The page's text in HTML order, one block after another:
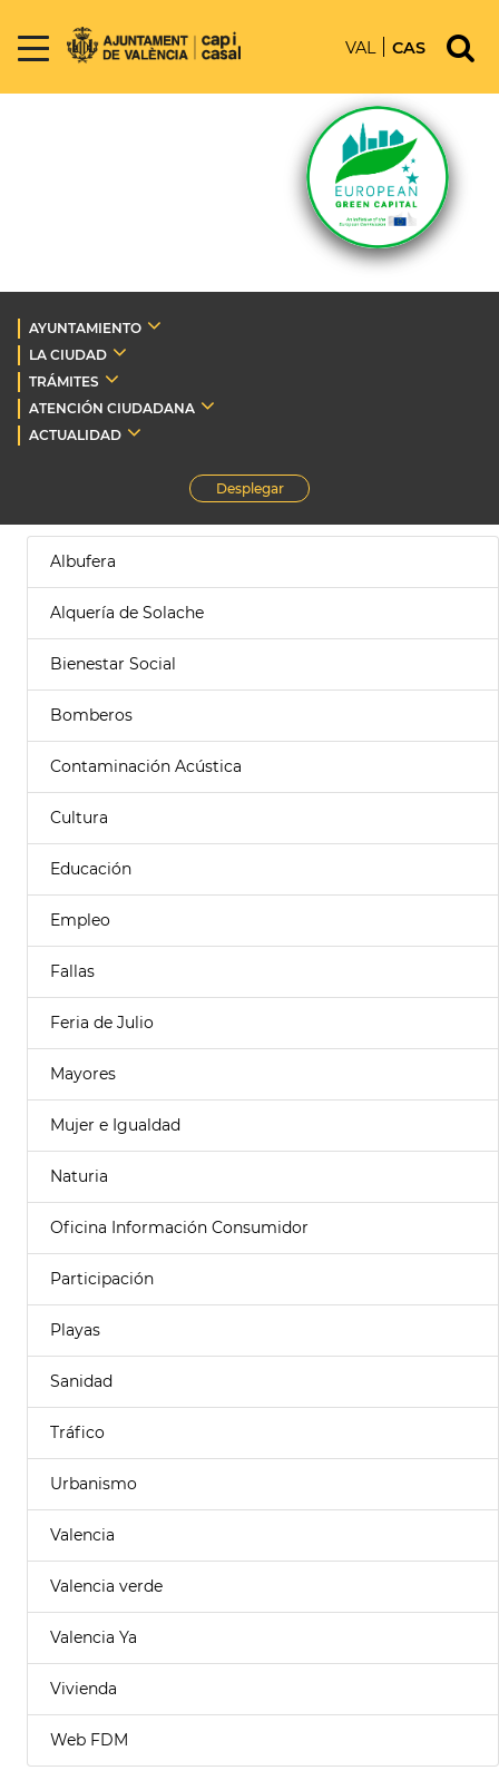
VAL CAS
AYUNTAMIENTO
LA CIUDAD
TRÁMITES
ATENCIÓN CIUDADANA
ACTUALIDAD
Desplegar
Albufera
Alquería de Solache
Bienestar Social
Bomberos
Contaminación Acústica
Cultura
Educación
Empleo
Fallas
Feria de Julio
Mayores
Mujer e Igualdad
Naturia
Oficina Información Consumidor
Participación
Playas
Sanidad
Tráfico
Urbanismo
Valencia
Valencia verde
Valencia Ya
Vivienda
Web FDM